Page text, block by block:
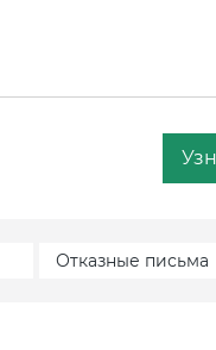
Отказные письма